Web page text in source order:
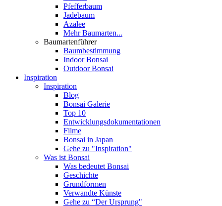
Pfefferbaum
Jadebaum
Azalee
Mehr Baumarten...
Baumartenführer
Baumbestimmung
Indoor Bonsai
Outdoor Bonsai
Inspiration
Inspiration
Blog
Bonsai Galerie
Top 10
Entwicklungsdokumentationen
Filme
Bonsai in Japan
Gehe zu "Inspiration"
Was ist Bonsai
Was bedeutet Bonsai
Geschichte
Grundformen
Verwandte Künste
Gehe zu “Der Ursprung"